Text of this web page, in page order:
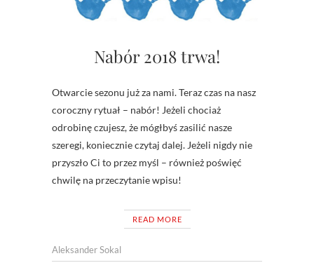
Nabór 2018 trwa!
Otwarcie sezonu już za nami. Teraz czas na nasz
coroczny rytuał – nabór! Jeżeli chociaż
odrobinę czujesz, że mógłbyś zasilić nasze
szeregi, koniecznie czytaj dalej. Jeżeli nigdy nie
przyszło Ci to przez myśl – również poświęć
chwilę na przeczytanie wpisu!
READ MORE
Aleksander Sokal